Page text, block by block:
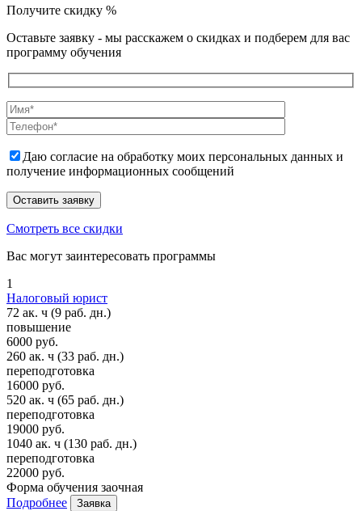
Получите скидку %
Оставьте заявку - мы расскажем о скидках и подберем для вас
программу обучения
Даю согласие на обработку моих персональных данных и
получение информационных сообщений
Смотреть все скидки
Вас могут заинтересовать программы
1
Налоговый юрист
72 ак. ч (9 раб. дн.)
повышение
6000 руб.
260 ак. ч (33 раб. дн.)
переподготовка
16000 руб.
520 ак. ч (65 раб. дн.)
переподготовка
19000 руб.
1040 ак. ч (130 раб. дн.)
переподготовка
22000 руб.
Форма обучения заочная
Подробнее
Заявка